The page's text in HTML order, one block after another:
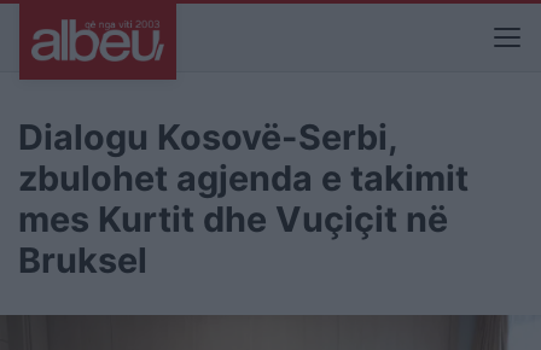
Dialogu Kosovë-Serbi,
zbulohet agjenda e takimit
mes Kurtit dhe Vuçiçit në
Bruksel